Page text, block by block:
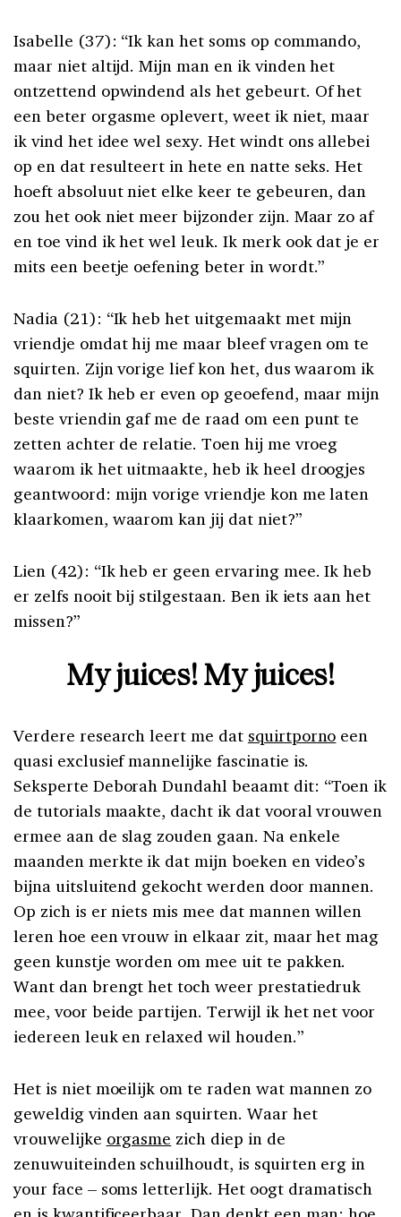
Isabelle (37): “Ik kan het soms op commando,
maar niet altijd. Mijn man en ik vinden het
ontzettend opwindend als het gebeurt. Of het
een beter orgasme oplevert, weet ik niet, maar
ik vind het idee wel sexy. Het windt ons allebei
op en dat resulteert in hete en natte seks. Het
hoeft absoluut niet elke keer te gebeuren, dan
zou het ook niet meer bijzonder zijn. Maar zo af
en toe vind ik het wel leuk. Ik merk ook dat je er
mits een beetje oefening beter in wordt.”
Nadia (21): “Ik heb het uitgemaakt met mijn
vriendje omdat hij me maar bleef vragen om te
squirten. Zijn vorige lief kon het, dus waarom ik
dan niet? Ik heb er even op geoefend, maar mijn
beste vriendin gaf me de raad om een punt te
zetten achter de relatie. Toen hij me vroeg
waarom ik het uitmaakte, heb ik heel droogjes
geantwoord: mijn vorige vriendje kon me laten
klaarkomen, waarom kan jij dat niet?”
Lien (42): “Ik heb er geen ervaring mee. Ik heb
er zelfs nooit bij stilgestaan. Ben ik iets aan het
missen?”
My juices! My juices!
Verdere research leert me dat squirtporno een
quasi exclusief mannelijke fascinatie is.
Seksperte Deborah Dundahl beaamt dit: “Toen ik
de tutorials maakte, dacht ik dat vooral vrouwen
ermee aan de slag zouden gaan. Na enkele
maanden merkte ik dat mijn boeken en video’s
bijna uitsluitend gekocht werden door mannen.
Op zich is er niets mis mee dat mannen willen
leren hoe een vrouw in elkaar zit, maar het mag
geen kunstje worden om mee uit te pakken.
Want dan brengt het toch weer prestatiedruk
mee, voor beide partijen. Terwijl ik het net voor
iedereen leuk en relaxed wil houden.”
Het is niet moeilijk om te raden wat mannen zo
geweldig vinden aan squirten. Waar het
vrouwelijke orgasme zich diep in de
zenuwuiteinden schuilhoudt, is squirten erg in
your face – soms letterlijk. Het oogt dramatisch